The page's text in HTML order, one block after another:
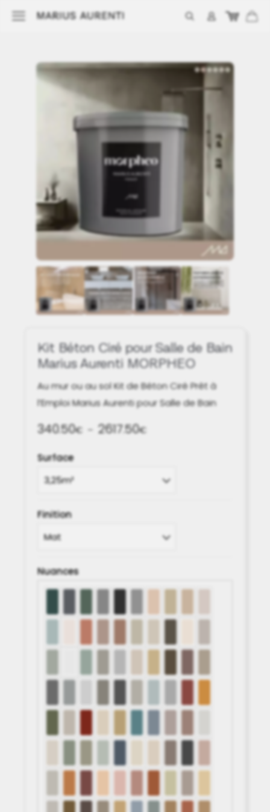
Kit Béton Ciré pour Salle de Bain
Marius Aurenti MORPHEO
Au mur ou au sol Kit de Béton Ciré Prêt à
l’Emploi Marius Aurenti pour Salle de Bain
340.50€ – 2617.50€
340.50€
Surface
Finition
Nuances